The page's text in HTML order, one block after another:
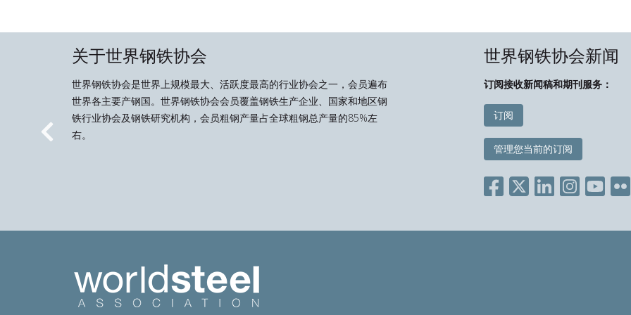
关于世界钢铁协会
世界钢铁协会是世界上规模最大、活跃度最高的行业协会之一，会员遍布
世界各主要产钢国。世界钢铁协会会员覆盖钢铁生产企业、国家和地区钢
铁行业协会及钢铁研究机构，会员粗钢产量占全球粗钢总产量的85%左
右。
世界钢铁协会新闻
订阅接收新闻稿和期刊服务：
订阅
管理您当前的订阅
Previous